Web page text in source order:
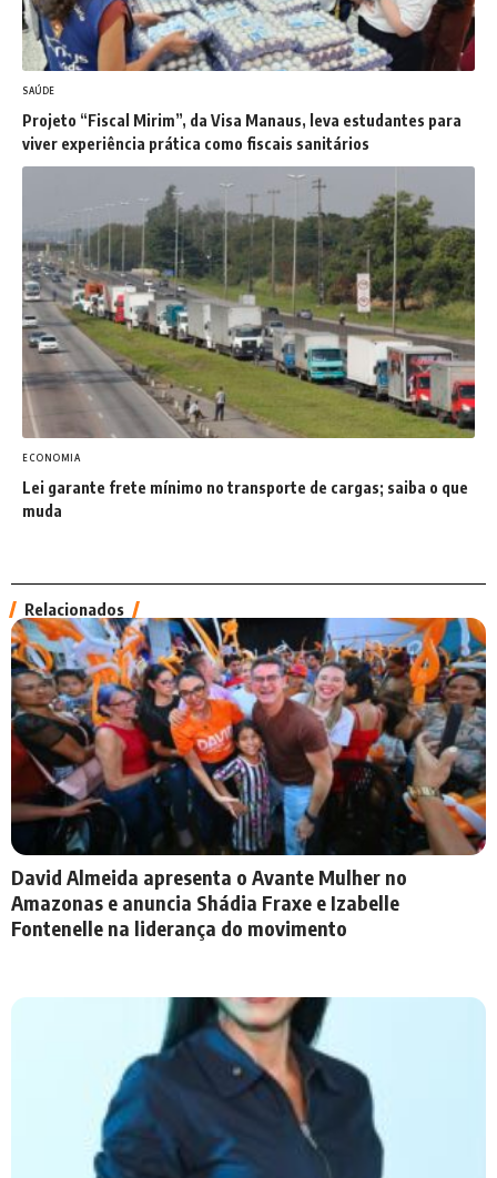
SAÚDE
Projeto “Fiscal Mirim”, da Visa Manaus, leva estudantes para
viver experiência prática como fiscais sanitários
ECONOMIA
Lei garante frete mínimo no transporte de cargas; saiba o que
muda
Relacionados
David Almeida apresenta o Avante Mulher no
Amazonas e anuncia Shádia Fraxe e Izabelle
Fontenelle na liderança do movimento